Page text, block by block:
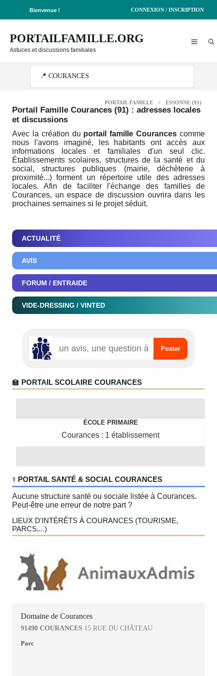
Bienvenue ! CONNEXION / INSCRIPTION
PORTAILFAMILLE.ORG
Astuces et discussions familiales
PORTAIL FAMILLE > ESSONNE (91)
Portail Famille Courances (91) : adresses locales
et discussions
Avec la création du portail famille Courances comme
nous l'avons imaginé, les habitants ont accès aux
informations locales et familiales d'un seul clic.
Établissements scolaires, structures de la santé et du
social, structures publiques (mairie, déchèterie à
proximité...) forment un répertoire utile des adresses
locales. Afin de faciliter l'échange des familles de
Courances, un espace de discussion ouvrira dans les
prochaines semaines si le projet séduit.
ACTUALITÉ
AVIS
FORUM / ENTRAIDE
VIDE-DRESSING / VINTED
🏫 PORTAIL SCOLAIRE COURANCES
ÉCOLE PRIMAIRE
Courances : 1 établissement
‍⚕️ PORTAIL SANTÉ & SOCIAL COURANCES
Aucune structure santé ou sociale listée à Courances.
Peut-être une erreur de notre part ?
LIEUX D'INTÉRÊTS À COURANCES (TOURISME,
PARCS,...)
Domaine de Courances
91490 COURANCES 15 RUE DU CHÂTEAU
Parc